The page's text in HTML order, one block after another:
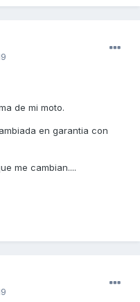
de mi moto.
en garantia con
me cambian....